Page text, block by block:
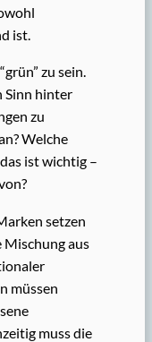
ist.
zu sein.
Sinn hinter
zu
Welche
ist wichtig –
setzen
Mischung aus
müssen
muss die